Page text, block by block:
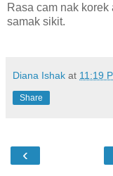
Rasa cam nak
samak sikit.
Diana Ishak at 11:19
Share
‹